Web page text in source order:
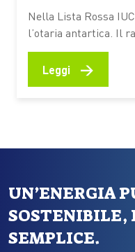
minaccia la
Nella Lista Rossa
l’otaria antartica. Il
banchisa e la
crostaceo alla base
mettono sotto
Leggi →
UN’ENERGIA
SOSTENIBILE,
SEMPLICE.